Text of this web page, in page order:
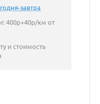
завтра
400р+40р/км от
и стоимость